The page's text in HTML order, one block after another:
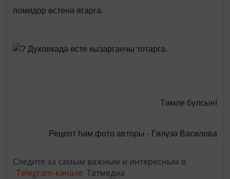
помидор өстенә ягарга.
Духовкада өсте кызарганчы тотарга.
Тәмле булсын!
Рецепт һәм фото авторы - Гөлүзә Василова
Следите за самым важным и интересным в
Telegram-канале Татмедиа